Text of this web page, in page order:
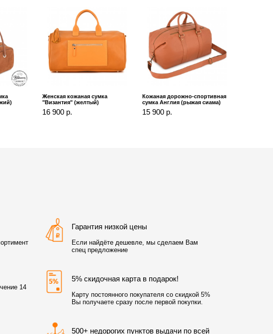
Женская кожаная сумка
"Византия" (желтый)
16 900 р.
Кожаная дорожно-спортивная
сумка Англия (рыжая сиама)
15 900 р.
14
Гарантия низкой цены
Если найдёте дешевле, мы сделаем Вам
спец предложение
5% скидочная карта в подарок!
Карту постоянного покупателя со скидкой 5%
Вы получаете сразу после первой покупки.
500+ недорогих пунктов выдачи по всей